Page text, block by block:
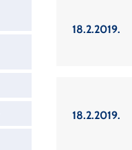
18.2.2019.
18.2.2019.